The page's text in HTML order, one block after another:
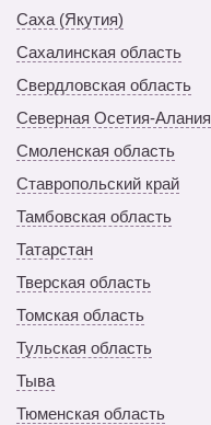
Саха (Якутия)
Сахалинская область
Свердловская область
Северная Осетия-Алания
Смоленская область
Ставропольский край
Тамбовская область
Татарстан
Тверская область
Томская область
Тульская область
Тыва
Тюменская область